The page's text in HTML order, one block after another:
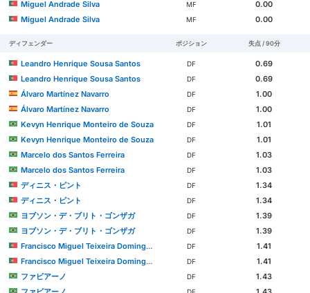
Miguel Andrade Silva MF
0.00
Miguel Andrade Silva
MF 0.00
ディフェンダー ポジション 失点 / 90分
Leandro Henrique Sousa Santos DF
0.69
Leandro Henrique Sousa Santos
DF
0.69
Álvaro Martínez Navarro
DF
1.00
Álvaro Martínez Navarro
DF
1.00
Kevyn Henrique Monteiro de Souza
DF
1.01
Kevyn Henrique Monteiro de Souza
DF
1.01
Marcelo dos Santos Ferreira
DF
1.03
Marcelo dos Santos Ferreira
DF
1.03
ディニス・ピント
DF
1.34
ディニス・ピント
DF
1.34
ヨブソン・デ・ブリト・ゴンザガ
DF
1.39
ヨブソン・デ・ブリト・ゴンザガ
DF
1.39
Francisco Miguel Teixeira Domingues
DF
1.41
Francisco Miguel Teixeira Domingues
DF
1.41
ファビアーノ
DF
1.43